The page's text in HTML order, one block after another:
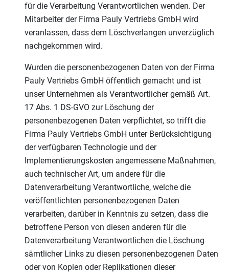
für die Verarbeitung Verantwortlichen wenden. Der
Mitarbeiter der Firma Pauly Vertriebs GmbH wird
veranlassen, dass dem Löschverlangen unverzüglich
nachgekommen wird.
Wurden die personenbezogenen Daten von der Firma
Pauly Vertriebs GmbH öffentlich gemacht und ist
unser Unternehmen als Verantwortlicher gemäß Art.
17 Abs. 1 DS-GVO zur Löschung der
personenbezogenen Daten verpflichtet, so trifft die
Firma Pauly Vertriebs GmbH unter Berücksichtigung
der verfügbaren Technologie und der
Implementierungskosten angemessene Maßnahmen,
auch technischer Art, um andere für die
Datenverarbeitung Verantwortliche, welche die
veröffentlichten personenbezogenen Daten
verarbeiten, darüber in Kenntnis zu setzen, dass die
betroffene Person von diesen anderen für die
Datenverarbeitung Verantwortlichen die Löschung
sämtlicher Links zu diesen personenbezogenen Daten
oder von Kopien oder Replikationen dieser